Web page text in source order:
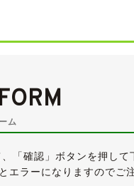
ム
「確認」ボタンを押して
エラーになりますのでご